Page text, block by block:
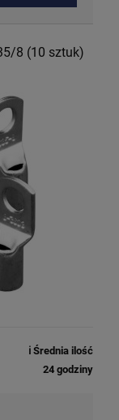
8 (10 sztuk)
ℹ️ Średnia ilość
24 godziny